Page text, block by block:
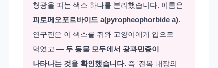
형광을 띠는 색소 하나를 분리했습니다. 이름은
피로페오포르바이드 a(pyropheophorbide a).
연구진은 이 색소를 쥐와 고양이에게 입으로
먹였고 — 두 동물 모두에서 광과민증이
나타나는 것을 확인했습니다.즉 '전복 내장의